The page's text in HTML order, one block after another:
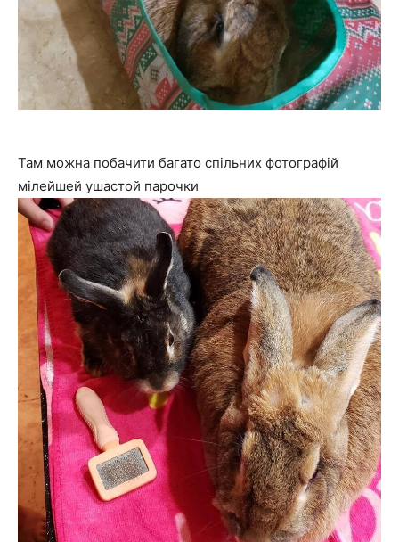
Там можна побачити багато спільних фотографій
мілейшей ушастой парочки